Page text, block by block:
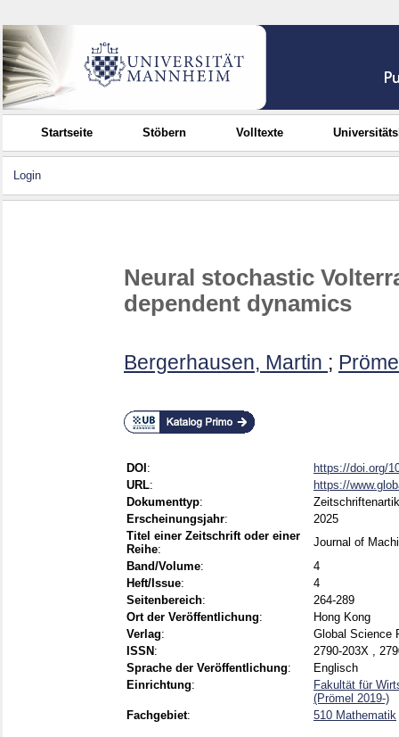
Startseite Stöbern Volltexte
Login
Neural stochastic
dependent dynamics
Bergerhausen, Martin ;
DOI :
https://doi.org/
URL:
https://
Dokumenttyp:
Erscheinungsjahr:
2025
Titel einer Zeitschrift oder einer
Reihe:
Journal of
Band/Volume:
4
Heft/Issue:
4
Seitenbereich:
264-289
Ort der Veröffentlichung:
Hong Kong
Verlag:
Global Science
ISSN :
2790-203X ,
Sprache der Veröffentlichung:
Englisch
Einrichtung:
Fakultät für
(Prömel 2019-)
Fachgebiet: 510 Mathematik